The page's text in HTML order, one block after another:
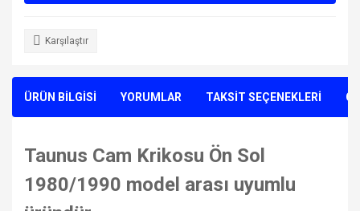
Karşılaştır
ÜRÜN BİLGİSİ YORUMLAR TAKSİT SEÇENEKLERİ
Taunus Cam Krikosu Ön Sol
1980/1990 model arası uyumlu